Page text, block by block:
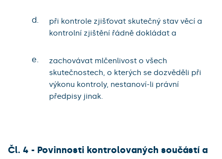
d.
při kontrole zjišťovat skutečný stav věcí a
kontrolní zjištění řádně dokládat a
e.
zachovávat mlčenlivost o všech
skutečnostech, o kterých se dozvěděli při
výkonu kontroly, nestanoví-li právní
předpisy jinak.
Čl. 4 - Povinnosti kontrolovaných součástí a